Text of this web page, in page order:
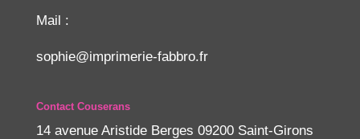
Mail :
sophie@imprimerie-fabbro.fr
Contact Couserans
14 avenue Aristide Berges 09200 Saint-Girons